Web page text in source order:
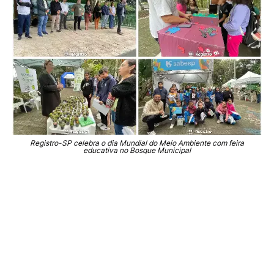
Registro-SP celebra o dia Mundial do Meio Ambiente com feira
educativa no Bosque Municipal